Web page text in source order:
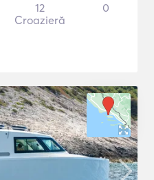
12
Croazieră
0